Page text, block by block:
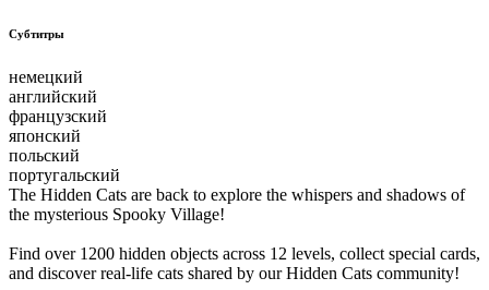
Субтитры
немецкий
английский
французский
японский
польский
португальский
The Hidden Cats are back to explore the whispers and shadows of
the mysterious Spooky Village!
Find over 1200 hidden objects across 12 levels, collect special cards,
and discover real-life cats shared by our Hidden Cats community!